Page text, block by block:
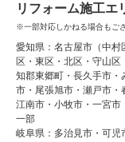
リフォーム施工エ
※一部対応しかねる場合もご
愛知県：名古屋市（中村
区・東区・北区・守山
知郡東郷町・長久手市
市・尾張旭市・瀬戸市・
江南市・小牧市・一宮
一部
岐阜県：多治見市・可児